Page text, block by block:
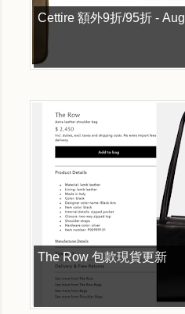
Cettire 額外9折/95折 - Aug
The Row 包款現貨更新